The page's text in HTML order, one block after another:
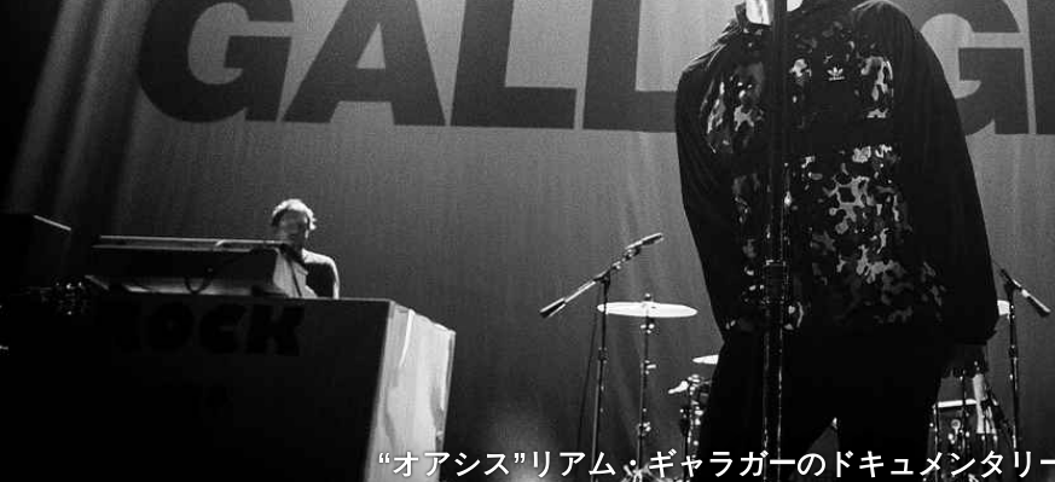
“オアシス”リアム・ギャラガーのドキュメンタリ